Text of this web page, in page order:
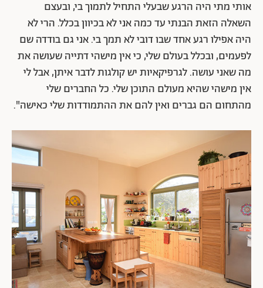
אותי מתי היה הרגע שבעלי התחיל לתמוך בי, ובעצם
השאלה הזאת הבנתי עד כמה אני לא בכיוון בכלל. הרי לא
היה אפילו רגע אחד שבו דובי לא תמך בי. אני גם בודדה שם
לפעמים, ובכלל בעולם שלי, כי אין מישהי דתייה שעושה את
מה שאני עושה. לגרפיקאיות יש קולגות לדבר איתן, אבל לי
אין מישהי שהיא מעולם התוכן שלי. כל החברים שלי
מהתחום הם גברים ואין להם את ההתמודדות שלי כאישה".